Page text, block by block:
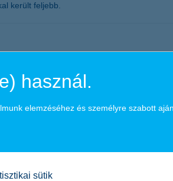
került feljebb.
Okosan szakértői mutatják, mik a
de még
cégek
használ.
elemzéséhez és személyre szabott
sütik